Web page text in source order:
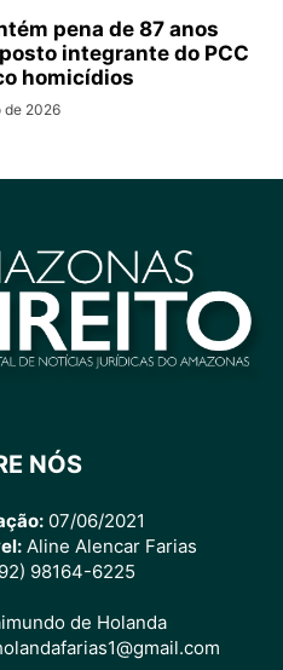
pena de 87 anos
integrante do PCC
homicídios
de 2026
NÓS
07/06/2021
Aline Alencar Farias
98164-6225
de Holanda